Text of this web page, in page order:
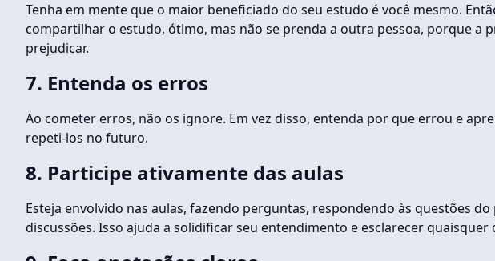
Tenha em mente que o maior beneficiado do seu estudo é você mesmo.
compartilhar o estudo, ótimo, mas não se prenda a outra pessoa, porque a
prejudicar.
7. Entenda os erros
Ao cometer erros, não os ignore. Em vez disso, entenda por que errou e
repeti-los no futuro.
8. Participe ativamente das aulas
Esteja envolvido nas aulas, fazendo perguntas, respondendo às questões
discussões. Isso ajuda a solidificar seu entendimento e esclarecer quaisquer